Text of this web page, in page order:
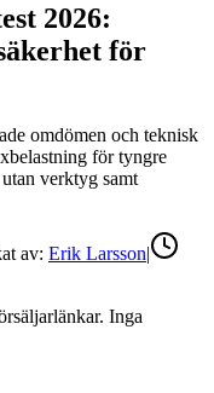
2026:
för
omdömen och teknisk
för tyngre
verktyg samt
av: Erik Larsson|
Inga